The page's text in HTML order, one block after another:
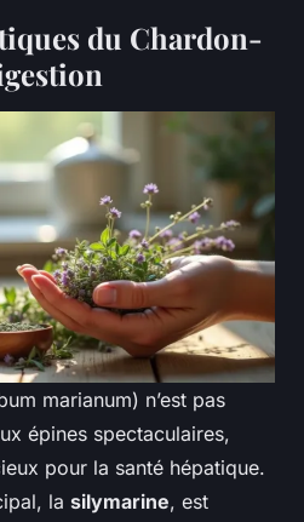
du Chardon-
marianum) n’est pas
épines spectaculaires,
pour la santé hépatique.
la silymarine, est